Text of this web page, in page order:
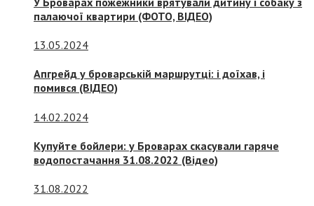
палаючої квартири (ФОТО, ВІДЕО)
13.05.2024
Апгрейд у броварській маршрутці: і доїхав, і
помився (ВІДЕО)
14.02.2024
Купуйте бойлери: у Броварах скасували гаряче
водопостачання 31.08.2022 (Відео)
31.08.2022